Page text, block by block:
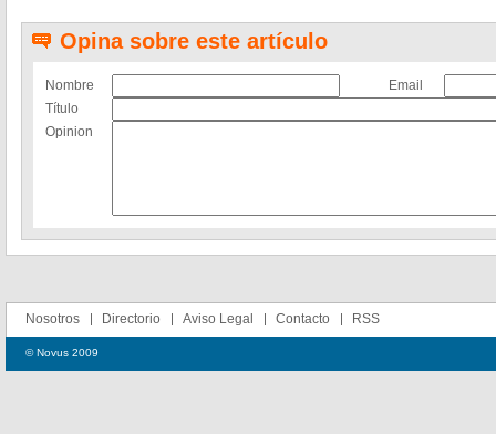
Opina sobre este artículo
Nombre
Email
Título
Opinion
Nosotros Directorio Aviso Legal Contacto RSS
© Novus 2009